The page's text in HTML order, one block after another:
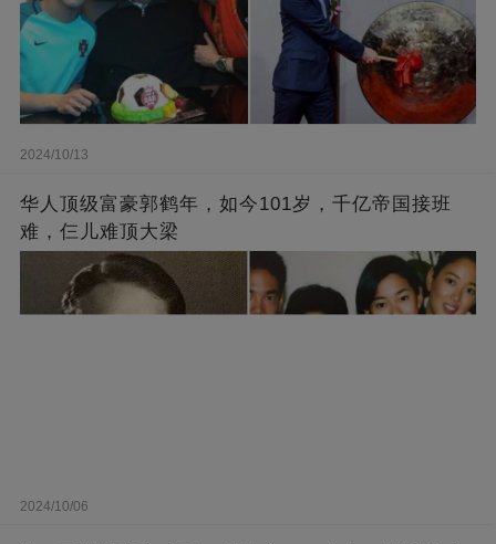
2024/10/13
华人顶级富豪郭鹤年，如今101岁，千亿帝国接班
难，仨儿难顶大梁
2024/10/06